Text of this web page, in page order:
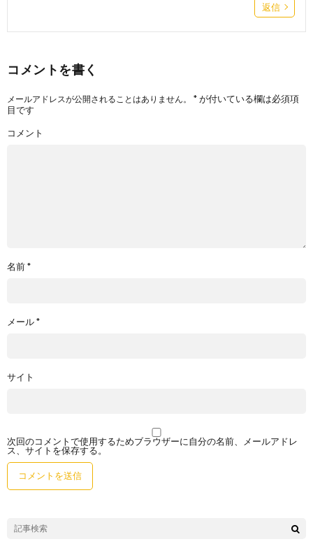
返信
コメントを書く
メールアドレスが公開されることはありません。 *が付いている欄は必須項
目です
コメント
名前*
メール*
サイト
次回のコメントで使用するためブラウザーに自分の名前、メールアドレ
ス、サイトを保存する。